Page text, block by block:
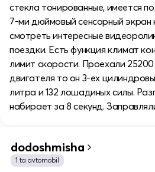
стекла тонированные, имеется
7-ми дюймовый сенсорный
смотреть интересные
поездки. Есть функция климат
лимит скорости. Проехали
двигателя то он 3-ех
литра и 132 лошадиных силы.
набирает за 8 секунд.
dodoshmisha
1 ta avtomobil